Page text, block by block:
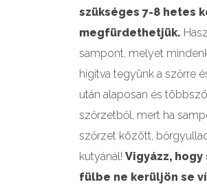
szükséges 7-8 hetes
megfürdethetjük.
sampont, melyet
hígítva tegyünk a szőrre
után alaposan és
szőrzetből, mert ha
szőrzet között,
kutyánál!Vigyázz, hogy
fülbe ne kerüljön se